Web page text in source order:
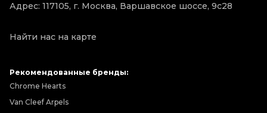
Адрес: 117105, г. Москва, Варшавское шоссе, 9с28
Найти нас на карте
Рекомендованные бренды:
Chrome Hearts
Van Cleef Arpels